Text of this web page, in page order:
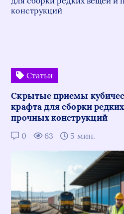
Статьи
Скрытые приемы
крафта для сборки
прочных конструкций
0 63 5 мин.